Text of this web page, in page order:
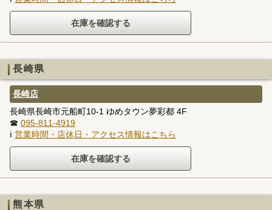
長崎県
長崎店
長崎県長崎市元船町10-1 ゆめタウン夢彩都 4F
☎ 095-811-4919
ℹ 営業時間・店休日・アクセス情報はこちら
熊本県